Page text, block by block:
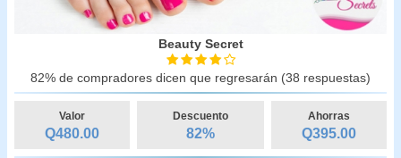
Beauty Secret
82% de compradores dicen que regresarán (38 respuestas)
Valor
Q480.00
Descuento
82%
Ahorras
Q395.00